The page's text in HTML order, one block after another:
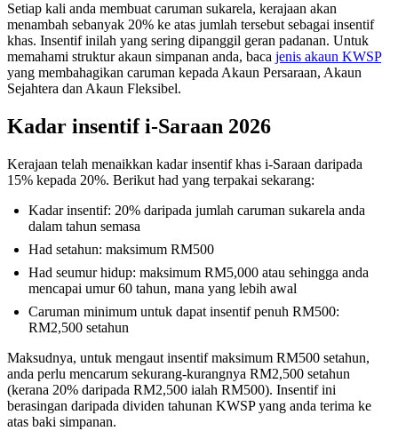
Setiap kali anda membuat caruman sukarela, kerajaan akan
menambah sebanyak 20% ke atas jumlah tersebut sebagai insentif
khas. Insentif inilah yang sering dipanggil geran padanan. Untuk
memahami struktur akaun simpanan anda, baca jenis akaun KWSP
yang membahagikan caruman kepada Akaun Persaraan, Akaun
Sejahtera dan Akaun Fleksibel.
Kadar insentif i-Saraan 2026
Kerajaan telah menaikkan kadar insentif khas i-Saraan daripada
15% kepada 20%. Berikut had yang terpakai sekarang:
Kadar insentif: 20% daripada jumlah caruman sukarela anda
dalam tahun semasa
Had setahun: maksimum RM500
Had seumur hidup: maksimum RM5,000 atau sehingga anda
mencapai umur 60 tahun, mana yang lebih awal
Caruman minimum untuk dapat insentif penuh RM500:
RM2,500 setahun
Maksudnya, untuk mengaut insentif maksimum RM500 setahun,
anda perlu mencarum sekurang-kurangnya RM2,500 setahun
(kerana 20% daripada RM2,500 ialah RM500). Insentif ini
berasingan daripada dividen tahunan KWSP yang anda terima ke
atas baki simpanan.